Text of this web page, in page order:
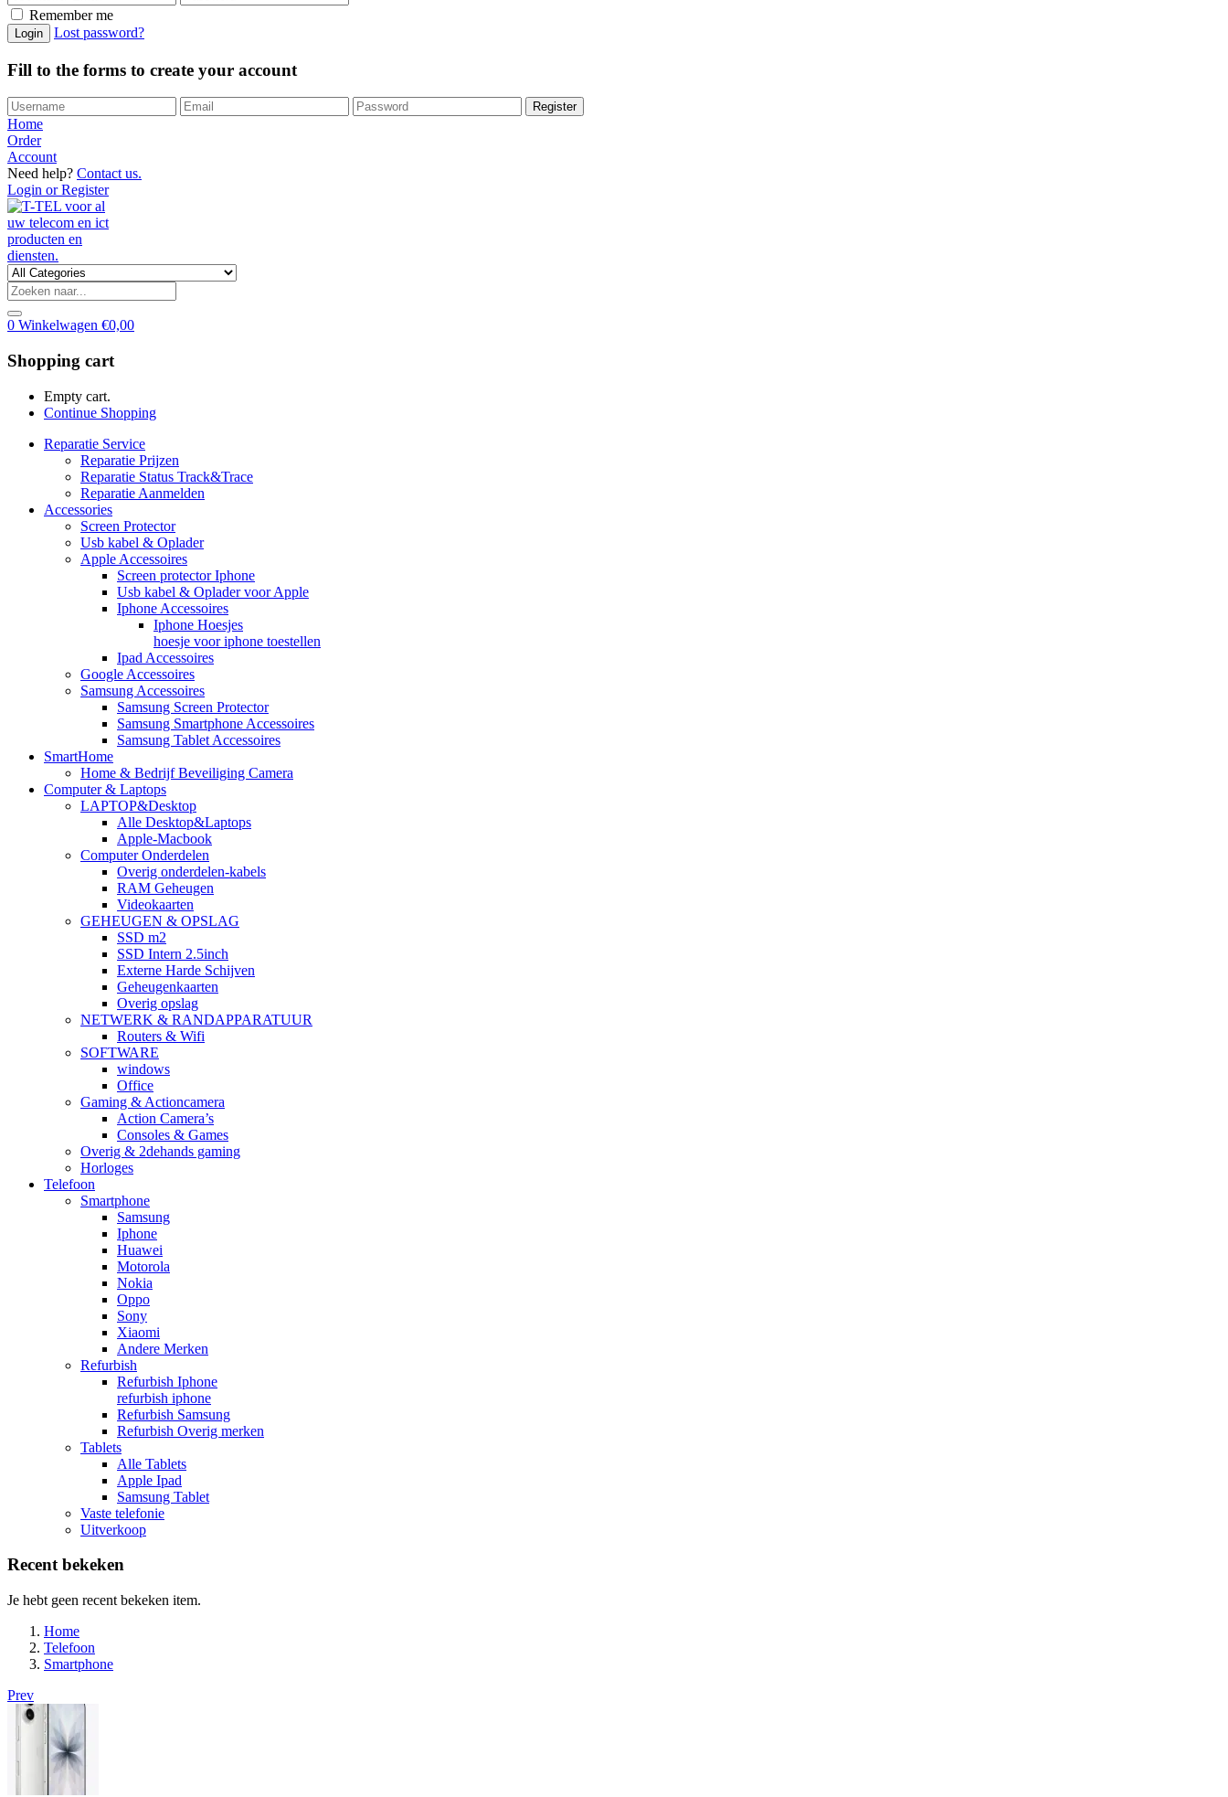
Remember me
Lost password?
Fill to the forms to create your account
Home
Order
Account
Need help? Contact us.
Login or Register
0 Winkelwagen €0,00
Shopping cart
Empty cart.
Continue Shopping
Reparatie Service
Reparatie Prijzen
Reparatie Status Track&Trace
Reparatie Aanmelden
Accessories
Screen Protector
Usb kabel & Oplader
Apple Accessoires
Screen protector Iphone
Usb kabel & Oplader voor Apple
Iphone Accessoires
Iphone Hoesjes
hoesje voor iphone toestellen
Ipad Accessoires
Google Accessoires
Samsung Accessoires
Samsung Screen Protector
Samsung Smartphone Accessoires
Samsung Tablet Accessoires
SmartHome
Home & Bedrijf Beveiliging Camera
Computer & Laptops
LAPTOP&Desktop
Alle Desktop&Laptops
Apple-Macbook
Computer Onderdelen
Overig onderdelen-kabels
RAM Geheugen
Videokaarten
GEHEUGEN & OPSLAG
SSD m2
SSD Intern 2.5inch
Externe Harde Schijven
Geheugenkaarten
Overig opslag
NETWERK & RANDAPPARATUUR
Routers & Wifi
SOFTWARE
windows
Office
Gaming & Actioncamera
Action Camera’s
Consoles & Games
Overig & 2dehands gaming
Horloges
Telefoon
Smartphone
Samsung
Iphone
Huawei
Motorola
Nokia
Oppo
Sony
Xiaomi
Andere Merken
Refurbish
Refurbish Iphone
refurbish iphone
Refurbish Samsung
Refurbish Overig merken
Tablets
Alle Tablets
Apple Ipad
Samsung Tablet
Vaste telefonie
Uitverkoop
Recent bekeken
Je hebt geen recent bekeken item.
Home
Telefoon
Smartphone
Prev